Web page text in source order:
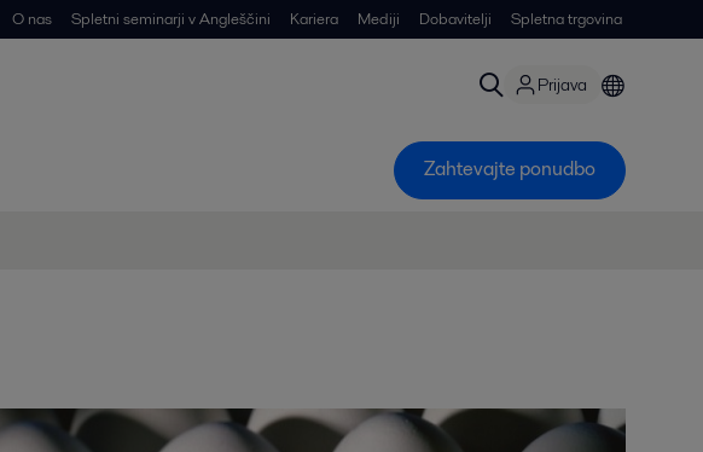
O nas Spletni seminarji v Angleščini Kariera Mediji Dobavitelji Spletna trgovina
Prijava
Zahtevajte ponudbo